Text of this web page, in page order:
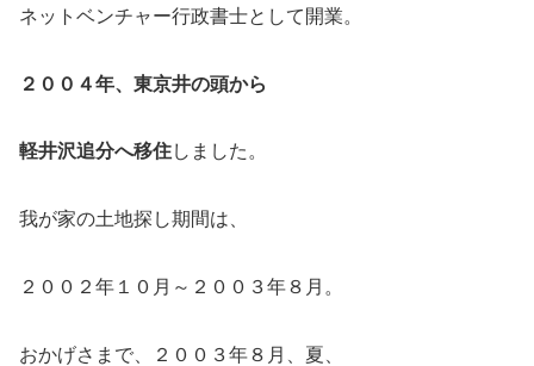
ネットベンチャー行政書士として開業。
２００４年、東京井の頭から
軽井沢追分へ移住しました。
我が家の土地探し期間は、
２００２年１０月～２００３年８月。
おかげさまで、２００３年８月、夏、